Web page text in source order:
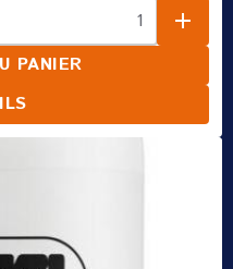
PANIER